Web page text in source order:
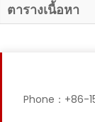
ตารางเนื้อหา
Phone：+86-